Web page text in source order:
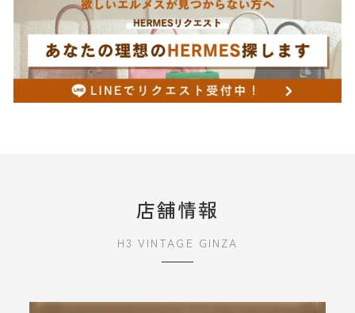
店舗情報
H3 VINTAGE GINZA